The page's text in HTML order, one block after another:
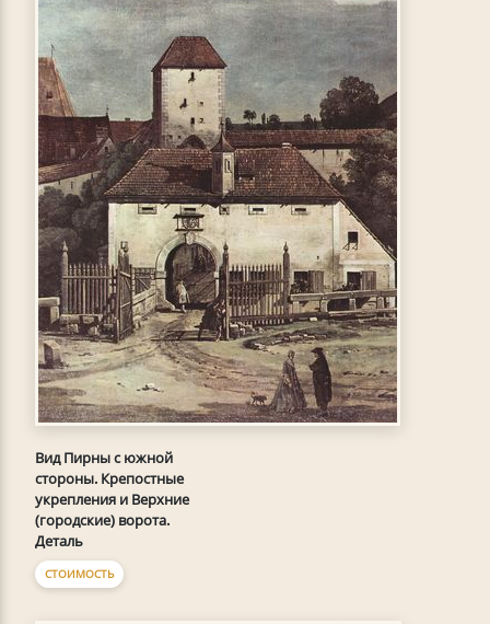
Вид Пирны с южной
стороны. Крепостные
укрепления и Верхние
(городские) ворота.
Деталь
СТОИМОСТЬ